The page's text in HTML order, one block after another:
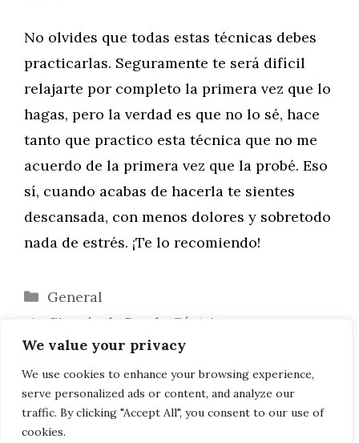
We value your privacy
We use cookies to enhance your browsing experience,
serve personalized ads or content, and analyze our
traffic. By clicking "Accept All", you consent to our use of
cookies.
No olvides que todas estas técnicas debes
practicarlas. Seguramente te será difícil
relajarte por completo la primera vez que lo
hagas, pero la verdad es que no lo sé, hace
tanto que practico esta técnica que no me
acuerdo de la primera vez que la probé. Eso
sí, cuando acabas de hacerla te sientes
descansada, con menos dolores y sobretodo
nada de estrés. ¡Te lo recomiendo!
Categorías
General
Cirugía de Banda Gástrica
Laparoscópica
Entender los anuncios de Twitter y
decidir si son una buena opción para ti